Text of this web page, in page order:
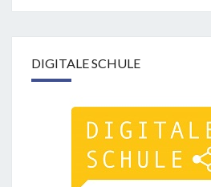
DIGITALE SCHULE